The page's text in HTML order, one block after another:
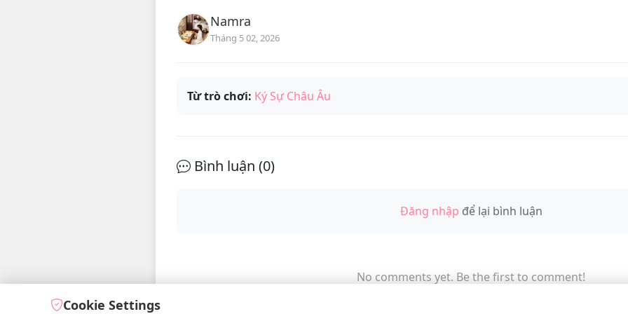
Namra
Tháng 5 02, 2026
Từ trò chơi: Ký Sự Châu Âu
Bình luận (0)
Đăng nhập để lại bình luận
No comments yet. Be the first to comment!
Cookie Settings